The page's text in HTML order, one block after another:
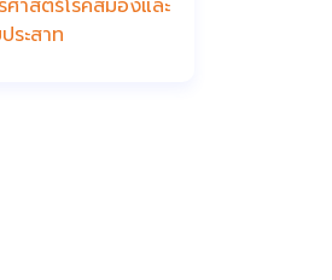
ศาสตร์โรคสมองและ
ระสาท